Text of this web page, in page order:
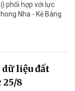
phối hợp với lực
Nha - Kẻ Bàng
liệu đất
8